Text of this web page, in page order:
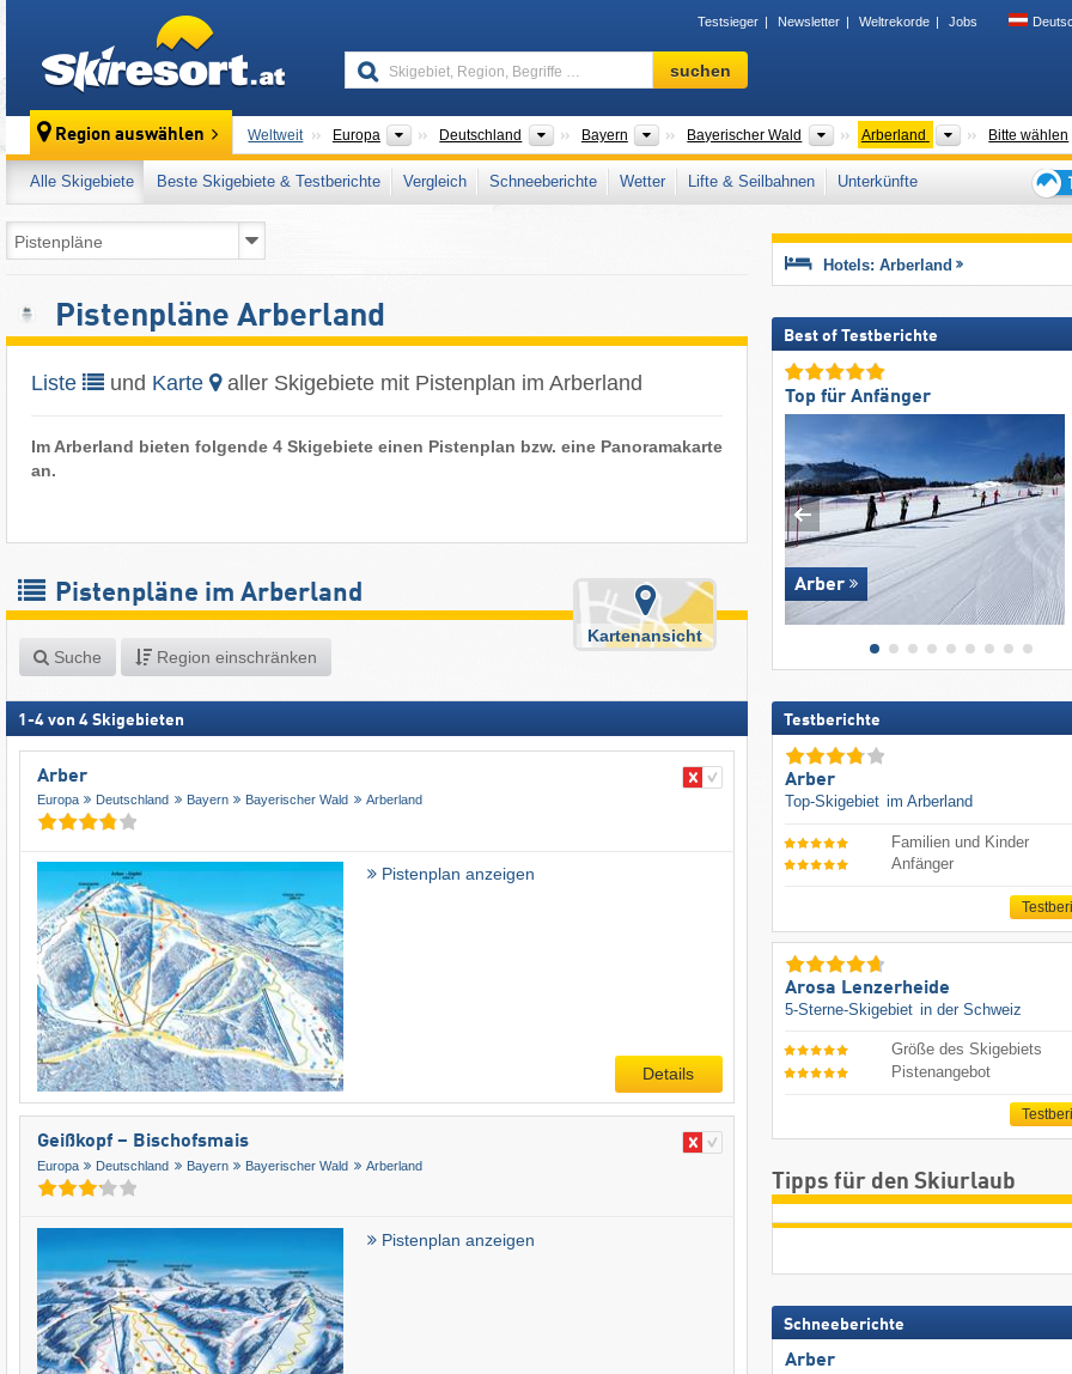
Testsieger Newsletter Weltrekorde Jobs
Skigebiet,
Region,
…
suchen
Region auswählen Weltweit Europa Kontinente
Deutschland LänderBayern Bundesländer
Bayerischer Wald Gebirgszüge
Arberland Bitte wählen
Alle Skigebiete Beste Skigebiete & Testberichte Vergleich Schneeberichte Wetter Lifte & Seilbahnen
Unterkünfte
für
Pistenpläne Arberland
Liste und Karte aller Skigebiete mit Pistenplan im Arberland
Im Arberland bieten folgende 4 Skigebiete einen Pistenplan bzw. eine Panoramakarte
an.
Pistenpläne im Arberland
Suche Region einschränken
Kartenansicht
1 -4 von 4 Skigebieten
Arber
Europa Deutschland Bayern Bayerischer Wald Arberland
Pistenplan anzeigen
Details
Geißkopf – Bischofsmais
Europa Deutschland Bayern Bayerischer Wald Arberland
Pistenplan anzeigen
Hotels: Arberland
Best of Testberichte
Top für Anfänger
Arber
Testberichte
Arber
Top-Skigebiet im Arberland
Familien und Kinder
Anfänger
Arosa Lenzerheide
5-Sterne-Skigebiet in der Schweiz
Größe des Skigebiets
Pistenangebot
Tipps für den Skiurlaub
Schneeberichte
Arber